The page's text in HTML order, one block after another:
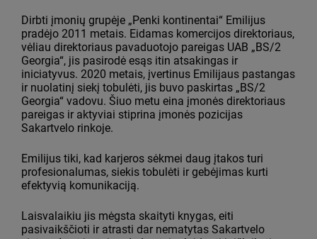
Dirbti įmonių grupėje „Penki kontinentai“ Emilijus
pradėjo 2011 metais. Eidamas komercijos direktoriaus,
vėliau direktoriaus pavaduotojo pareigas UAB „BS/2
Georgia“, jis pasirodė esąs itin atsakingas ir
iniciatyvus. 2020 metais, įvertinus Emilijaus pastangas
ir nuolatinį siekį tobulėti, jis buvo paskirtas „BS/2
Georgia“ vadovu. Šiuo metu eina įmonės direktoriaus
pareigas ir aktyviai stiprina įmonės pozicijas
Sakartvelo rinkoje.
Emilijus tiki, kad karjeros sėkmei daug įtakos turi
profesionalumas, siekis tobulėti ir gebėjimas kurti
efektyvią komunikaciją.
Laisvalaikiu jis mėgsta skaityti knygas, eiti
pasivaikščioti ir atrasti dar nematytas Sakartvelo